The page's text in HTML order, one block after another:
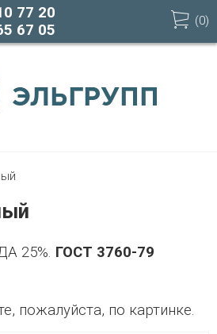
77 20
67 05
(0)
25%. ГОСТ 3760-79
пожалуйста, по картинке.